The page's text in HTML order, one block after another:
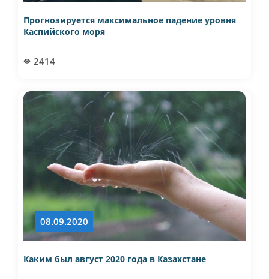
Прогнозируется максимальное падение уровня
Каспийского моря
2414
08.09.2020
Каким был август 2020 года в Казахстане